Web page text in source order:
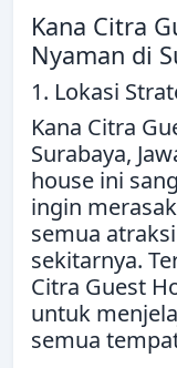
Kana Citra
Nyaman di
1. Lokasi
Kana Citra
Surabaya,
house ini
ingin
semua
sekitarnya.
Citra Guest
untuk
semua